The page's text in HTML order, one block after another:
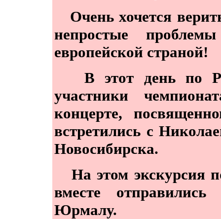
Очень хочется
непростые
европейской страной!
В этот день по
участники
концерте,
встретились с
Новосибирска.
На этом экскурсия
вместе
Юрмалу.